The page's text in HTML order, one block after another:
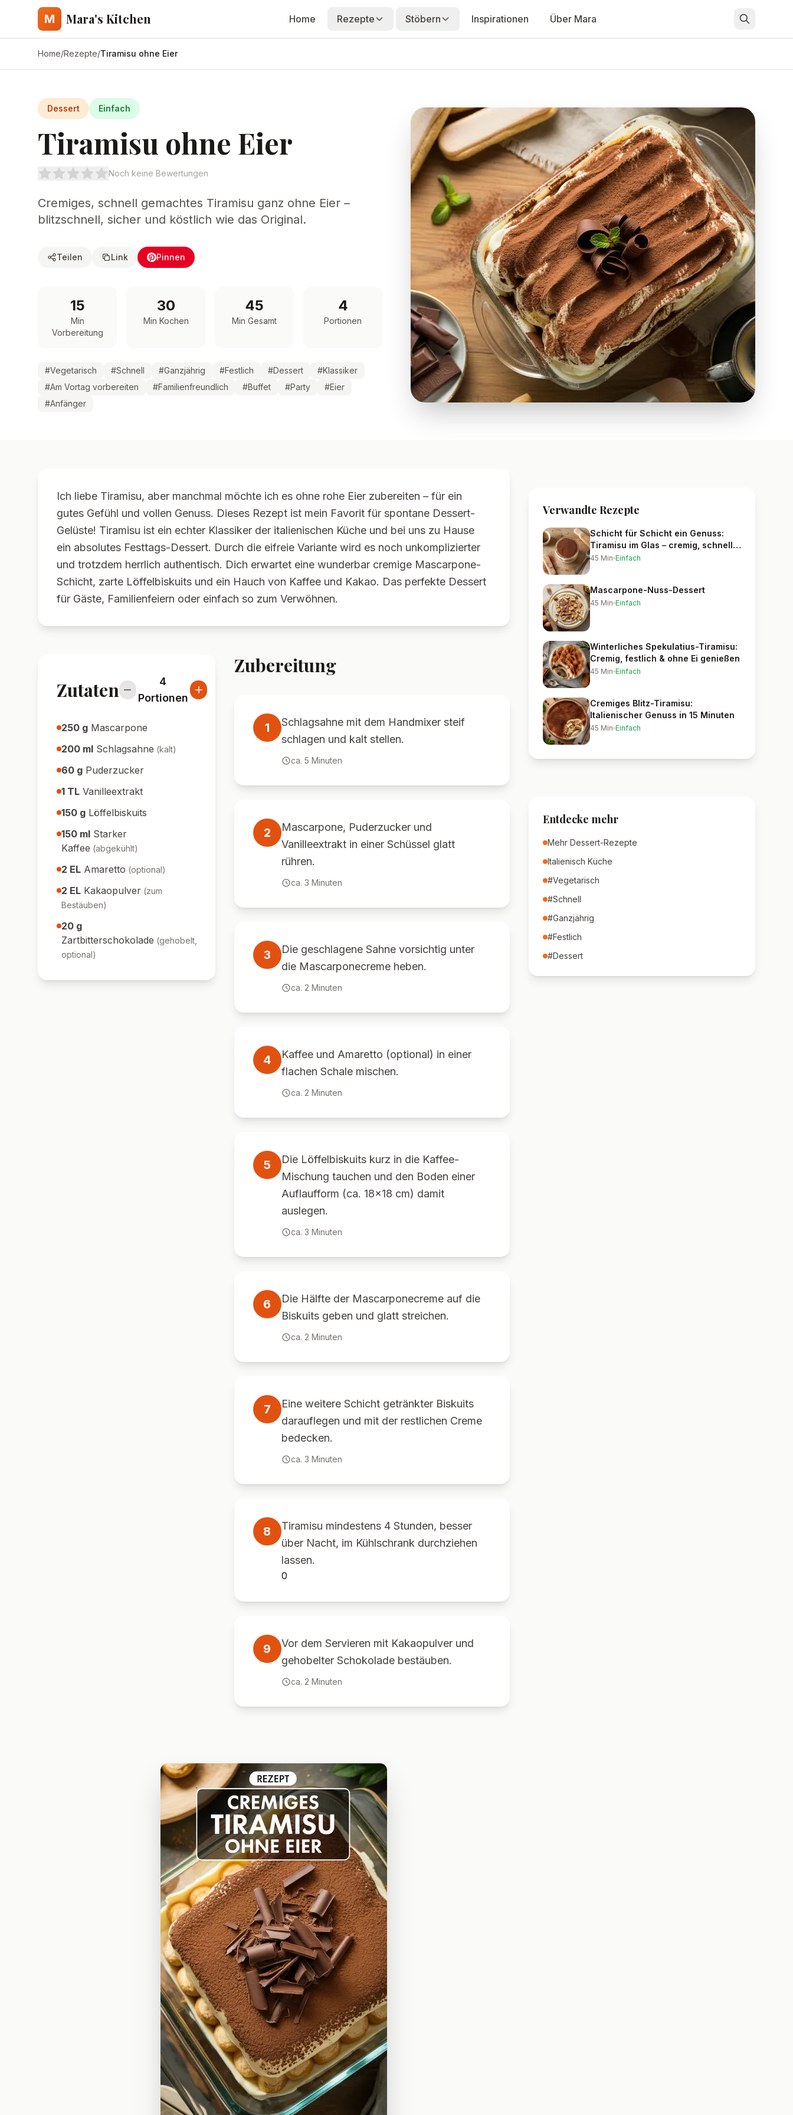
M Mara's Kitchen Home Rezepte Stöbern Inspirationen Über Mara
Home/Rezepte/Tiramisu ohne Eier
Dessert Einfach
Tiramisu ohne Eier
Noch keine Bewertungen
Cremiges, schnell gemachtes Tiramisu ganz ohne Eier –
blitzschnell, sicher und köstlich wie das Original.
Teilen Link Pinnen
15
Min
Vorbereitung
30
Min Kochen
45
Min Gesamt
4
Portionen
#Vegetarisch #Schnell #Ganzjährig #Festlich #Dessert #Klassiker
#Am Vortag vorbereiten #Familienfreundlich #Buffet #Party #Eier
#Anfänger
Ich liebe Tiramisu, aber manchmal möchte ich es ohne rohe Eier zubereiten – für ein
gutes Gefühl und vollen Genuss. Dieses Rezept ist mein Favorit für spontane Dessert-
Gelüste! Tiramisu ist ein echter Klassiker der italienischen Küche und bei uns zu Hause
ein absolutes Festtags-Dessert. Durch die eifreie Variante wird es noch unkomplizierter
und trotzdem herrlich authentisch. Dich erwartet eine wunderbar cremige Mascarpone-
Schicht, zarte Löffelbiskuits und ein Hauch von Kaffee und Kakao. Das perfekte Dessert
für Gäste, Familienfeiern oder einfach so zum Verwöhnen.
Zutaten
4
Portionen
250 g Mascarpone
200 ml Schlagsahne (kalt)
60 g Puderzucker
1 TL Vanilleextrakt
150 g Löffelbiskuits
150 ml Starker
Kaffee (abgekühlt)
2 EL Amaretto (optional)
2 EL Kakaopulver (zum
Bestäuben)
20 g
Zartbitterschokolade (gehobelt,
optional)
Zubereitung
1
Schlagsahne mit dem Handmixer steif
schlagen und kalt stellen.
ca. 5 Minuten
2
Mascarpone, Puderzucker und
Vanilleextrakt in einer Schüssel glatt
rühren.
ca. 3 Minuten
3
Die geschlagene Sahne vorsichtig unter
die Mascarponecreme heben.
ca. 2 Minuten
4
Kaffee und Amaretto (optional) in einer
flachen Schale mischen.
ca. 2 Minuten
5
Die Löffelbiskuits kurz in die Kaffee-
Mischung tauchen und den Boden einer
Auflaufform (ca. 18x18 cm) damit
auslegen.
ca. 3 Minuten
6
Die Hälfte der Mascarponecreme auf die
Biskuits geben und glatt streichen.
ca. 2 Minuten
7
Eine weitere Schicht getränkter Biskuits
darauflegen und mit der restlichen Creme
bedecken.
ca. 3 Minuten
8
Tiramisu mindestens 4 Stunden, besser
über Nacht, im Kühlschrank durchziehen
lassen.
0
9
Vor dem Servieren mit Kakaopulver und
gehobelter Schokolade bestäuben.
ca. 2 Minuten
Verwandte Rezepte
Schicht für Schicht ein Genuss:
Tiramisu im Glas – cremig, schnell &
elegant
45 Min Einfach
Mascarpone-Nuss-Dessert
45 Min Einfach
Winterliches Spekulatius-Tiramisu:
Cremig, festlich & ohne Ei genießen
45 Min Einfach
Cremiges Blitz-Tiramisu:
Italienischer Genuss in 15 Minuten
45 Min Einfach
Entdecke mehr
Mehr Dessert-Rezepte
Italienisch Küche
#Vegetarisch
#Schnell
#Ganzjährig
#Festlich
#Dessert